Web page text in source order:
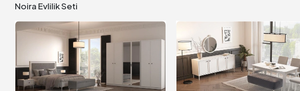
Noira Evlilik Seti